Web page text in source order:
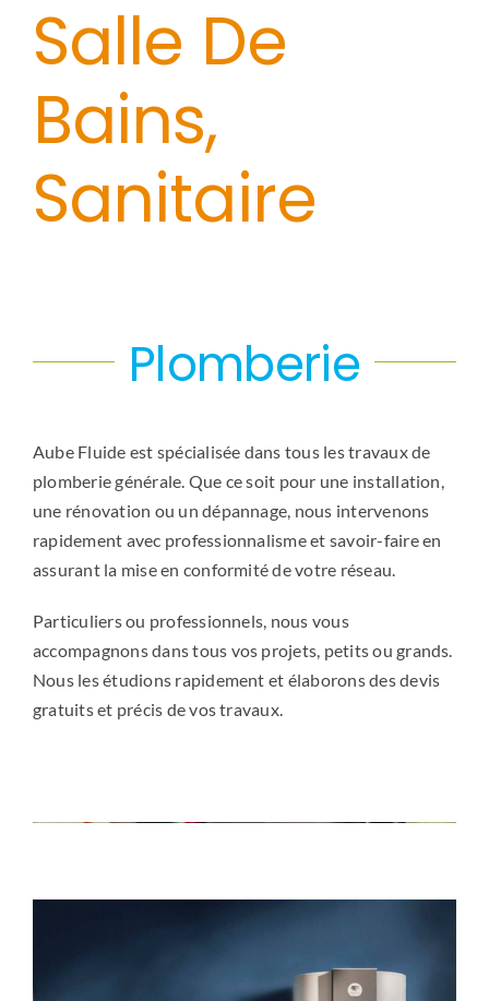
Salle De
Bains,
Sanitaire
Plomberie
Aube Fluide est spécialisée dans tous les travaux de
plomberie générale. Que ce soit pour une installation,
une rénovation ou un dépannage, nous intervenons
rapidement avec professionnalisme et savoir-faire en
assurant la mise en conformité de votre réseau.
Particuliers ou professionnels, nous vous
accompagnons dans tous vos projets, petits ou grands.
Nous les étudions rapidement et élaborons des devis
gratuits et précis de vos travaux.